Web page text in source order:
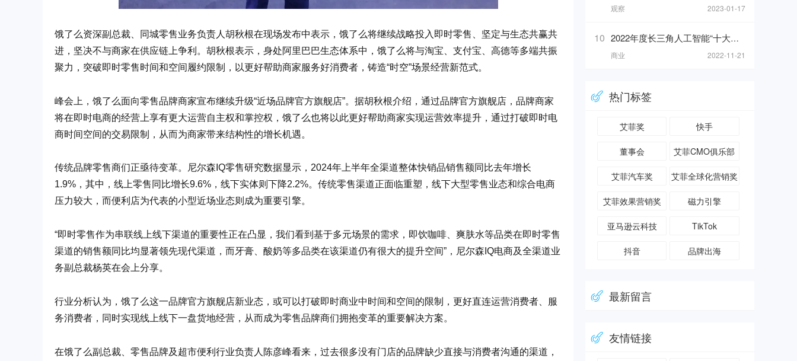
饿了么资深副总裁、同城零售业务负责人胡秋根在现场发布中表示，饿了么将继续战略投入即时零售、坚定与生态共赢共
进，坚决不与商家在供应链上争利。胡秋根表示，身处阿里巴巴生态体系中，饿了么将与淘宝、支付宝、高德等多端共振
聚力，突破即时零售时间和空间履约限制，以更好帮助商家服务好消费者，铸造“时空”场景经营新范式。
峰会上，饿了么面向零售品牌商家宣布继续升级“近场品牌官方旗舰店”。据胡秋根介绍，通过品牌官方旗舰店，品牌商家
将在即时电商的经营上享有更大运营自主权和掌控权，饿了么也将以此更好帮助商家实现运营效率提升，通过打破即时电
商时间空间的交易限制，从而为商家带来结构性的增长机遇。
传统品牌零售商们正亟待变革。尼尔森IQ零售研究数据显示，2024年上半年全渠道整体快销品销售额同比去年增长
1.9%，其中，线上零售同比增长9.6%，线下实体则下降2.2%。传统零售渠道正面临重塑，线下大型零售业态和综合电商
压力较大，而便利店为代表的小型近场业态则成为重要引擎。
“即时零售作为串联线上线下渠道的重要性正在凸显，我们看到基于多元场景的需求，即饮咖啡、爽肤水等品类在即时零售
渠道的销售额同比均显著领先现代渠道，而牙膏、酸奶等多品类在该渠道仍有很大的提升空间”，尼尔森IQ电商及全渠道业
务副总裁杨英在会上分享。
行业分析认为，饿了么这一品牌官方旗舰店新业态，或可以打破即时商业中时间和空间的限制，更好直连运营消费者、服
务消费者，同时实现线上线下一盘货地经营，从而成为零售品牌商们拥抱变革的重要解决方案。
在饿了么副总裁、零售品牌及超市便利行业负责人陈彦峰看来，过去很多没有门店的品牌缺少直接与消费者沟通的渠道，
观察 2023-01-17
10 2022年度长三角人工智能“十大杰出人物”与“十大创新应用”榜单发布！
商业 2022-11-21
热门标签
艾菲奖 快手
董事会 艾菲CMO俱乐部
艾菲汽车奖 艾菲全球化营销奖
艾菲效果营销奖 磁力引擎
亚马逊云科技 TikTok
抖音 品牌出海
最新留言
友情链接